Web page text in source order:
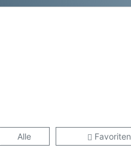
Alle Favoriten